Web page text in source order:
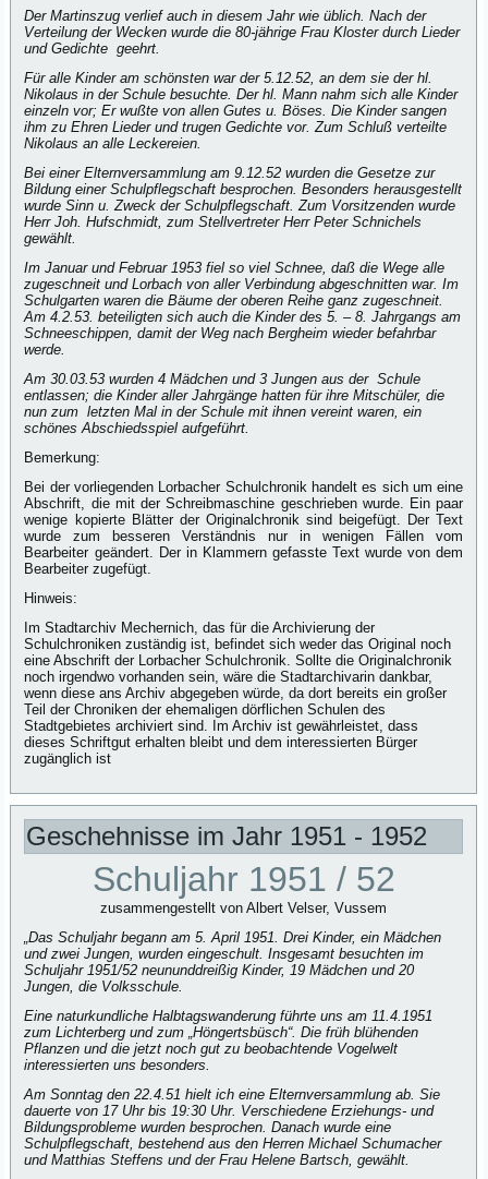
Der Martinszug verlief auch in diesem Jahr wie üblich. Nach der
Verteilung der Wecken wurde die 80-jährige Frau Kloster durch Lieder
und Gedichte geehrt.
Für alle Kinder am schönsten war der 5.12.52, an dem sie der hl.
Nikolaus in der Schule besuchte. Der hl. Mann nahm sich alle Kinder
einzeln vor; Er wußte von allen Gutes u. Böses. Die Kinder sangen
ihm zu Ehren Lieder und trugen Gedichte vor. Zum Schluß verteilte
Nikolaus an alle Leckereien.
Bei einer Elternversammlung am 9.12.52 wurden die Gesetze zur
Bildung einer Schulpflegschaft besprochen. Besonders herausgestellt
wurde Sinn u. Zweck der Schulpflegschaft. Zum Vorsitzenden wurde
Herr Joh. Hufschmidt, zum Stellvertreter Herr Peter Schnichels
gewählt.
Im Januar und Februar 1953 fiel so viel Schnee, daß die Wege alle
zugeschneit und Lorbach von aller Verbindung abgeschnitten war. Im
Schulgarten waren die Bäume der oberen Reihe ganz zugeschneit.
Am 4.2.53. beteiligten sich auch die Kinder des 5. – 8. Jahrgangs am
Schneeschippen, damit der Weg nach Bergheim wieder befahrbar
werde.
Am 30.03.53 wurden 4 Mädchen und 3 Jungen aus der Schule
entlassen; die Kinder aller Jahrgänge hatten für ihre Mitschüler, die
nun zum letzten Mal in der Schule mit ihnen vereint waren, ein
schönes Abschiedsspiel aufgeführt.
Bemerkung:
Bei der vorliegenden Lorbacher Schulchronik handelt es sich um eine
Abschrift, die mit der Schreibmaschine geschrieben wurde. Ein paar
wenige kopierte Blätter der Originalchronik sind beigefügt. Der Text
wurde zum besseren Verständnis nur in wenigen Fällen vom
Bearbeiter geändert. Der in Klammern gefasste Text wurde von dem
Bearbeiter zugefügt.
Hinweis:
Im Stadtarchiv Mechernich, das für die Archivierung der
Schulchroniken zuständig ist, befindet sich weder das Original noch
eine Abschrift der Lorbacher Schulchronik. Sollte die Originalchronik
noch irgendwo vorhanden sein, wäre die Stadtarchivarin dankbar,
wenn diese ans Archiv abgegeben würde, da dort bereits ein großer
Teil der Chroniken der ehemaligen dörflichen Schulen des
Stadtgebietes archiviert sind. Im Archiv ist gewährleistet, dass
dieses Schriftgut erhalten bleibt und dem interessierten Bürger
zugänglich ist
Geschehnisse im Jahr 1951 - 1952
Schuljahr 1951 / 52
zusammengestellt von Albert Velser, Vussem
„Das Schuljahr begann am 5. April 1951. Drei Kinder, ein Mädchen
und zwei Jungen, wurden eingeschult. Insgesamt besuchten im
Schuljahr 1951/52 neununddreißig Kinder, 19 Mädchen und 20
Jungen, die Volksschule.
Eine naturkundliche Halbtagswanderung führte uns am 11.4.1951
zum Lichterberg und zum „Höngertsbüsch“. Die früh blühenden
Pflanzen und die jetzt noch gut zu beobachtende Vogelwelt
interessierten uns besonders.
Am Sonntag den 22.4.51 hielt ich eine Elternversammlung ab. Sie
dauerte von 17 Uhr bis 19:30 Uhr. Verschiedene Erziehungs- und
Bildungsprobleme wurden besprochen. Danach wurde eine
Schulpflegschaft, bestehend aus den Herren Michael Schumacher
und Matthias Steffens und der Frau Helene Bartsch, gewählt.